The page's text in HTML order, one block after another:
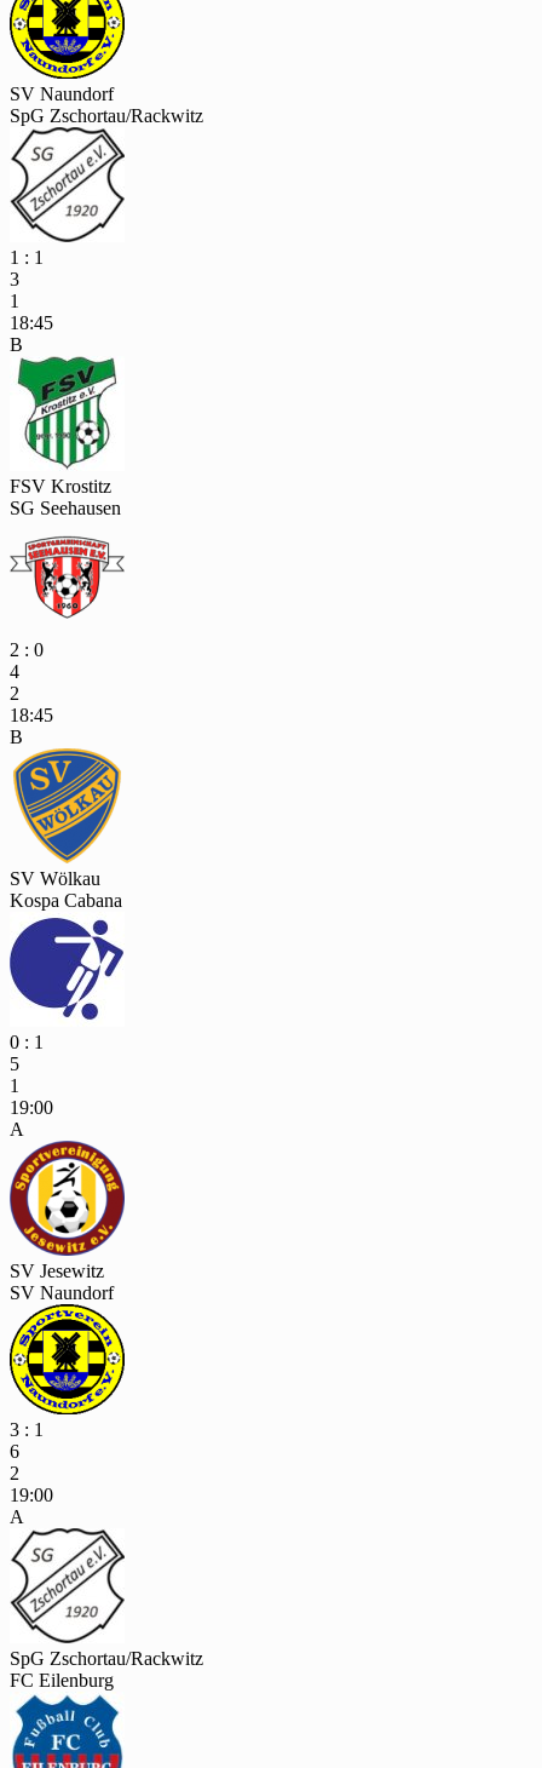
SV Naundorf
SpG Zschortau/Rackwitz
1 : 1
3
1
18:45
B
FSV Krostitz
SG Seehausen
2 : 0
4
2
18:45
B
SV Wölkau
Kospa Cabana
0 : 1
5
1
19:00
A
SV Jesewitz
SV Naundorf
3 : 1
6
2
19:00
A
SpG Zschortau/Rackwitz
FC Eilenburg